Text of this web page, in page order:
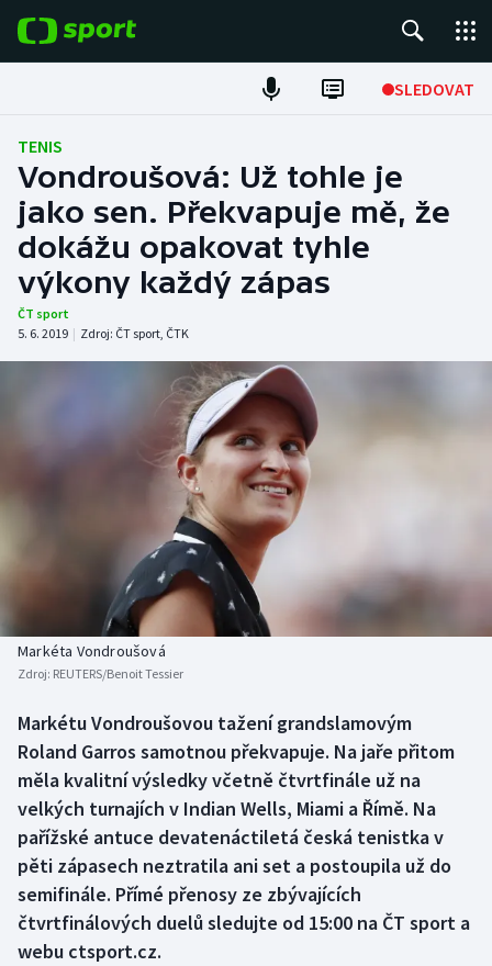
SLEDOVAT
Fotbal
Hokej
Tenis
Atletika
Americký fotbal
Boby a skeleton
Box
Curling
Dostihy
Florbal
Futsal
NEPŘEHLÉDNĚTE
Historické návraty
Aplikace ČT sport
AZ kvíz
TENIS
Vondroušová: Už tohle je
jako sen. Překvapuje mě, že
dokážu opakovat tyhle
výkony každý zápas
ČT sport
5. 6. 2019 | Zdroj: ČT sport, ČTK
Markéta Vondroušová
Zdroj: REUTERS/Benoit Tessier
Markétu Vondroušovou tažení grandslamovým
Roland Garros samotnou překvapuje. Na jaře přitom
měla kvalitní výsledky včetně čtvrtfinále už na
velkých turnajích v Indian Wells, Miami a Římě. Na
pařížské antuce devatenáctiletá česká tenistka v
pěti zápasech neztratila ani set a postoupila už do
semifinále. Přímé přenosy ze zbývajících
čtvrtfinálových duelů sledujte od 15:00 na ČT sport a
webu ctsport.cz.